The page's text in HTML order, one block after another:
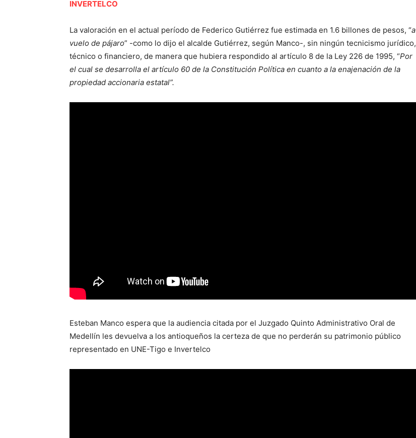
INVERTELCO
La valoración en el actual período de Federico Gutiérrez fue estimada en 1.6 billones de pesos, “a
vuelo de pájaro” -como lo dijo el alcalde Gutiérrez, según Manco-, sin ningún tecnicismo jurídico,
técnico o financiero, de manera que hubiera respondido al artículo 8 de la Ley 226 de 1995, “Por
el cual se desarrolla el artículo 60 de la Constitución Política en cuanto a la enajenación de la
propiedad accionaria estatal”.
Esteban Manco espera que la audiencia citada por el Juzgado Quinto Administrativo Oral de
Medellín les devuelva a los antioqueños la certeza de que no perderán su patrimonio público
representado en UNE-Tigo e Invertelco